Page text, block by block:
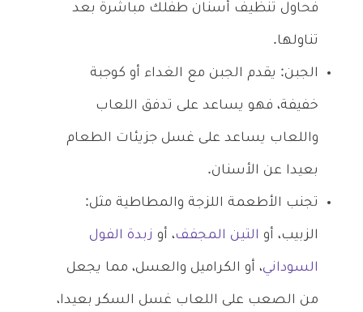
فحاول تنظيف أسنان طفلك مباشرة بعد
تناولها.
الجبن: يقدم الجبن مع الغداء أو كوجبة
خفيفة، فهو يساعد على تدفق اللعاب
واللعاب يساعد على غسل جزيئات الطعام
بعيدا عن الأسنان.
تجنب الأطعمة اللزجة والمطاطية مثل:
الزبيب، أو التين المجفف، أو زبدة الفول
السوداني، أو الكراميل والعسل، مما يجعل
من الصعب على اللعاب غسل السكر بعيدا،